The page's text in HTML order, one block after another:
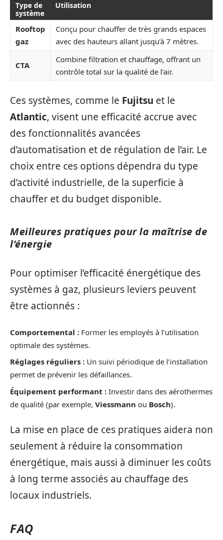
Type de
système
Utilisation
Rooftop
gaz
Conçu pour chauffer de très grands espaces
avec des hauteurs allant jusqu’à 7 mètres.
CTA
Combine filtration et chauffage, offrant un
contrôle total sur la qualité de l’air.
Ces systèmes, comme le Fujitsu et le
Atlantic, visent une efficacité accrue avec
des fonctionnalités avancées
d’automatisation et de régulation de l’air. Le
choix entre ces options dépendra du type
d’activité industrielle, de la superficie à
chauffer et du budget disponible.
Meilleures pratiques pour la maîtrise de
l’énergie
Pour optimiser l’efficacité énergétique des
systèmes à gaz, plusieurs leviers peuvent
être actionnés :
Comportemental : Former les employés à l’utilisation
optimale des systèmes.
Réglages réguliers : Un suivi périodique de l’installation
permet de prévenir les défaillances.
Équipement performant : Investir dans des aérothermes
de qualité (par exemple, Viessmann ou Bosch).
La mise en place de ces pratiques aidera non
seulement à réduire la consommation
énergétique, mais aussi à diminuer les coûts
à long terme associés au chauffage des
locaux industriels.
FAQ